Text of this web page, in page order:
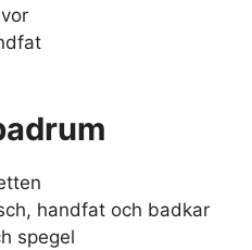
handfat och badkar
spegel